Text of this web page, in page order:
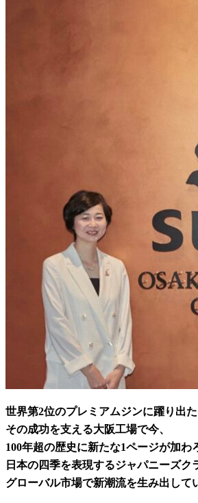
世界第2位のプレミアムジンに躍り出
その成功を支える大阪工場で今、
100年超の歴史に新たな1ページが加わ
日本の四季を表現するジャパニーズク
グローバル市場で新潮流を生み出して